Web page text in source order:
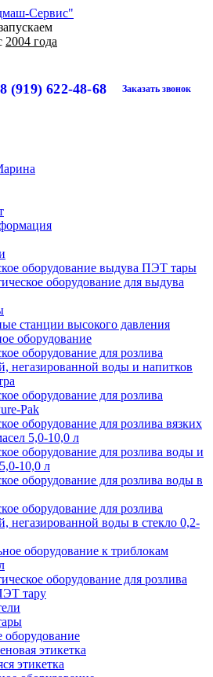
Сервис"
2004 года
8 (919) 622-48-68 Заказать звонок
оборудование выдува ПЭТ тары
оборудование для выдува
станции высокого давления
оборудование
оборудование для розлива
негазированной воды и напитков
оборудование для розлива
Pak
оборудование для розлива вязких
5,0-10,0 л
оборудование для розлива воды и
10,0 л
оборудование для розлива воды в
оборудование для розлива
негазированной воды в стекло 0,2-
оборудование к триблокам
оборудование для розлива
тару
оборудование
этикетка
этикетка